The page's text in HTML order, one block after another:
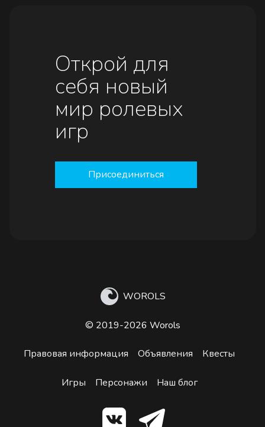
Открой для
себя новый
мир ролевых
игр
Присоединиться
WOROLS
© 2019-2026 Worols
Правовая информация Объявления Квесты
Игры Персонажи Наш блог